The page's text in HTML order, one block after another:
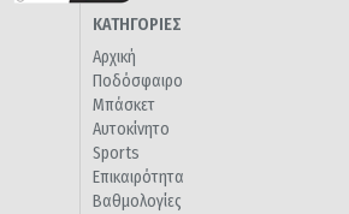
ΚΑΤΗΓΟΡΙΕΣ
Αρχική
Ποδόσφαιρο
Μπάσκετ
Αυτοκίνητο
Sports
Επικαιρότητα
Βαθμολογίες